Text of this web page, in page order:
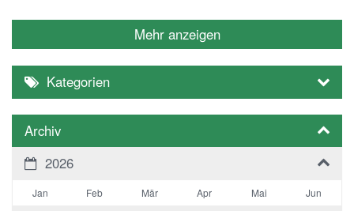
Mehr anzeigen
Kategorien
Archiv
2026
Jan Feb Mär Apr Mai Jun